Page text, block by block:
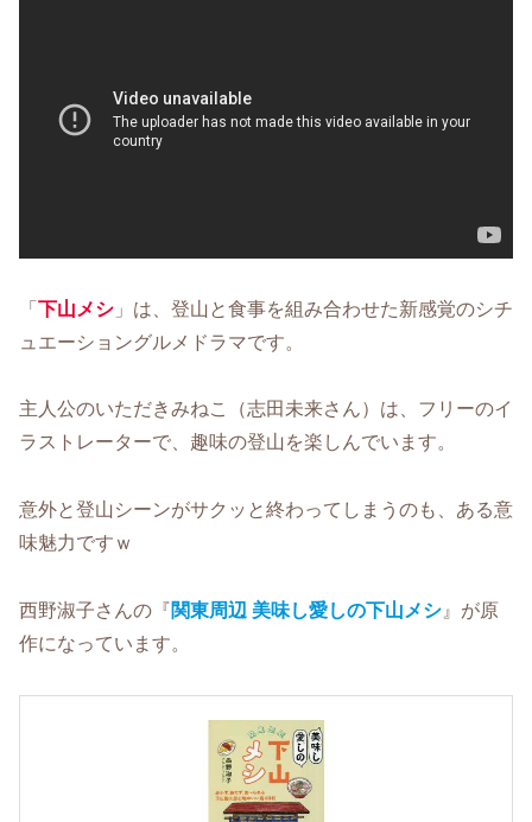
「 下山メシ 」は、登山と食事を組み合わせた新感覚のシチ
ュエーショングルメドラマです。
主人公のいただきみねこ（志田未来さん）は、フリーのイ
ラストレーターで、趣味の登山を楽しんでいます。
意外と登山シーンがサクッと終わってしまうのも、ある意
味魅力ですｗ
西野淑子さんの『関東周辺 美味し愛しの下山メシ 』が原
作になっています。